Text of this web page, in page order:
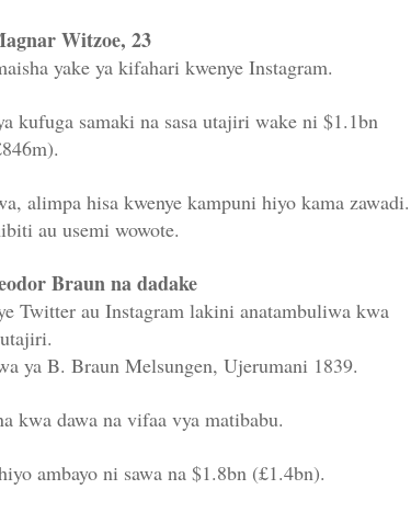
Witzoe, 23
yake ya kifahari kwenye Instagram.
kufuga samaki na sasa utajiri wake ni $1.1bn
alimpa hisa kwenye kampuni hiyo kama zawadi.
au usemi wowote.
Braunna dadake
Twitter au Instagram lakini anatambuliwa kwa
utajiri.
ya B. Braun Melsungen, Ujerumani 1839.
kwa dawa na vifaa vya matibabu.
ambayo ni sawa na $1.8bn (£1.4bn).